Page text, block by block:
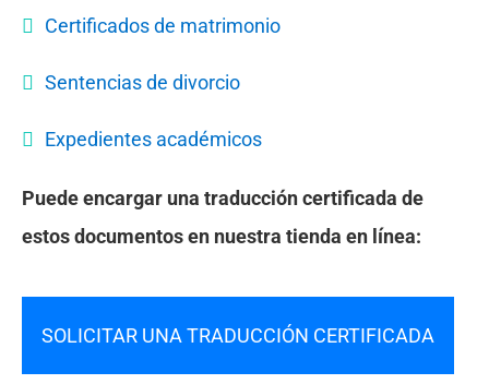
Certificados de matrimonio
Sentencias de divorcio
Expedientes académicos
Puede encargar una traducción certificada de
estos documentos en nuestra tienda en línea:
SOLICITAR UNA TRADUCCIÓN CERTIFICADA